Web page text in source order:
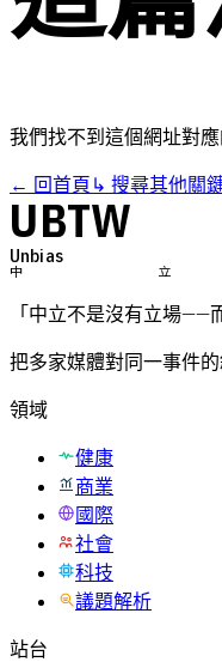
我們找不到這個網址對
← 回首頁 ↳ 搜尋其他關
UBTW
中
「中立不是沒有立場——
把多家媒體對同一事件
領域
健康
商業
國際
社會
科技
議題解析
站台